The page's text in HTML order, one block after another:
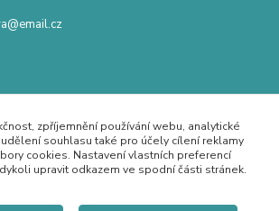
zpříjemnění používání webu, analytické
souhlasu také pro účely cílení reklamy
cookies. Nastavení vlastních preferencí
upravit odkazem ve spodní části stránek.